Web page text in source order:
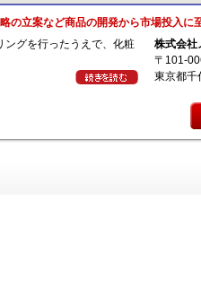
の立案など商品の開発から市場投入に
ングを行ったうえで、化粧
株式会社
〒101-
東京都千